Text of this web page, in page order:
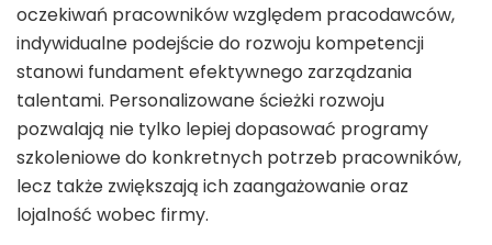
oczekiwań pracowników względem pracodawców,
indywidualne podejście do rozwoju kompetencji
stanowi fundament efektywnego zarządzania
talentami. Personalizowane ścieżki rozwoju
pozwalają nie tylko lepiej dopasować programy
szkoleniowe do konkretnych potrzeb pracowników,
lecz także zwiększają ich zaangażowanie oraz
lojalność wobec firmy.